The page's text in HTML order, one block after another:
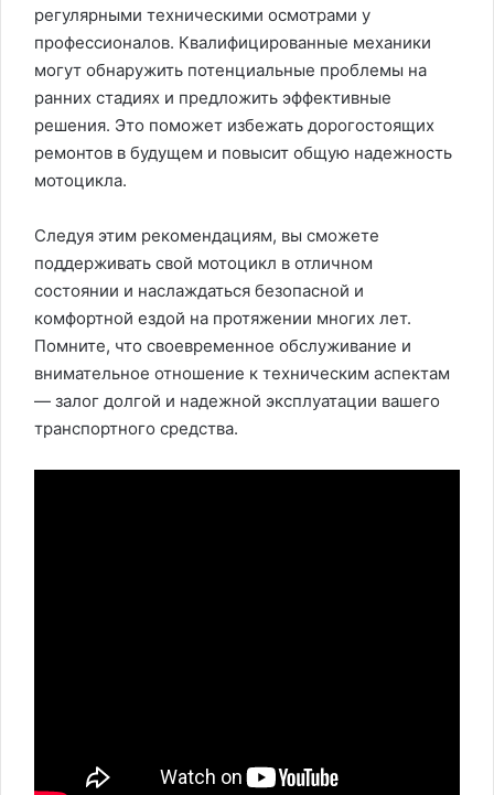
регулярными техническими осмотрами у
профессионалов. Квалифицированные механики
могут обнаружить потенциальные проблемы на
ранних стадиях и предложить эффективные
решения. Это поможет избежать дорогостоящих
ремонтов в будущем и повысит общую надежность
мотоцикла.
Следуя этим рекомендациям, вы сможете
поддерживать свой мотоцикл в отличном
состоянии и наслаждаться безопасной и
комфортной ездой на протяжении многих лет.
Помните, что своевременное обслуживание и
внимательное отношение к техническим аспектам
— залог долгой и надежной эксплуатации вашего
транспортного средства.